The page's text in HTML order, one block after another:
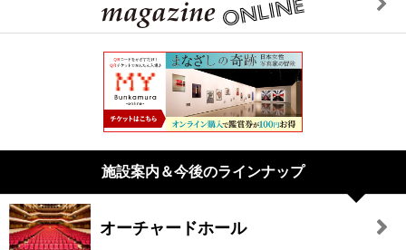
施設案内＆今後のラインナップ
オーチャードホール